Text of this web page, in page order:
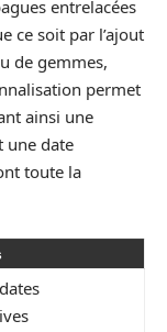
entrelacées
ce soit par l’ajout
de gemmes,
permet
ainsi une
une date
toute la